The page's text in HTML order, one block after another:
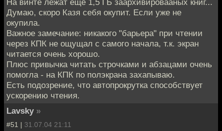
Думаю, скоро Казя себя окупит. Если уже не
окупила.
Важное замечание: никакого "барьера" при чтении
через КПК не ощущал с самого начала, т.к. экран
читается очень хорошо.
Плюс привычка читать строчками и абзацами очень
помогла - на КПК по полэкрана захапываю.
Есть подозрение, что автопрокрутка способствует
ускорению чтения.
Lavsky »
#51 | 31.07.04 21:11